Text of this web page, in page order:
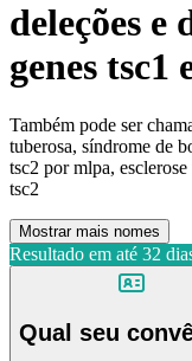
deleções e
genes tsc1
Também pode ser
tuberosa, síndrome de
tsc2 por mlpa,
tsc2
Mostrar mais nomes
Resultado em até 32
Qual seu